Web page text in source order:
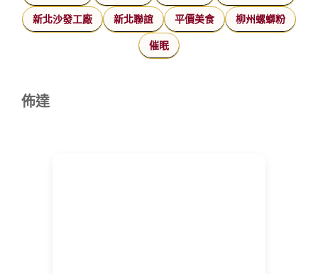
新北沙發工廠 新北聯誼 平價美食 柳州螺螄粉
催眠
佈達